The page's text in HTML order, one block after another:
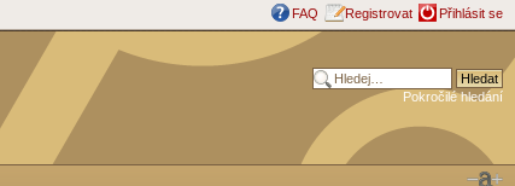
FAQ Registrovat Přihlásit se
Pokročilé hledání